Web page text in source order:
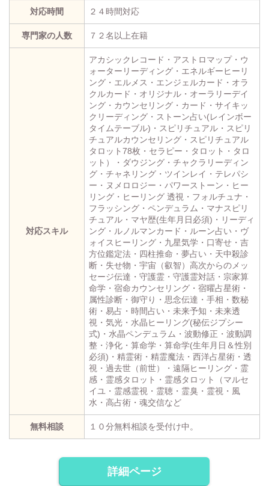
対応時間 ２４時間対応
専門家の人数 ７２名以上在籍
対応スキル
アカシックレコード・アストロマップ・ウ
ォーターリーディング・エネルギーヒーリ
ング・エルメス・エンジェルカード・オラ
クルカード・オリジナル・オーラリーデイ
ング・カウンセリング・カード・サイキッ
クリーディング・ストーン占い(レインボー
タイムテーブル)・スピリチュアル・スピリ
チュアルカウンセリング・スピリチュアル
タロット78枚・セラピー・タロット・タロ
ット）・ダウジング・チャクラリーディン
グ・チャネリング・ツインレイ・テレパシ
ー・ヌメロロジー・パワーストーン・ヒー
リング・ヒーリング 透視・フォルチュナ・
フラッシング・ペンデュラム・マナスピリ
チュアル・マヤ歴(生年月日必須)・リーディ
ング・ルノルマンカード・ルーン占い・ヴ
ォイスヒーリング・九星気学・口寄せ・吉
方位鑑定法・四柱推命・夢占い・天中殺診
断・失せ物・宇宙（叡智）高次からのメッ
セージ伝達・守護霊・守護霊対話・宗家算
命学・宿命カウンセリング・宿曜占星術・
属性診断・御守り・思念伝達・手相・数秘
術・易占・時間占い・未来予知・未来透
視・気光・水晶ヒーリング(秘伝ジプシー
式)・水晶ペンデュラム・波動修正・波動調
整・浄化・算命学・算命学(生年月日＆性別
必須)・精霊術・精霊魔法・西洋占星術・透
視・過去世（前世）・遠隔ヒーリング・霊
感・霊感タロット・霊感タロット（マルセ
イユ・霊感霊視・霊聴・霊臭・霊視・風
水・高占術・魂交信など
無料相談 １０分無料相談を受付け中。
詳細ページ